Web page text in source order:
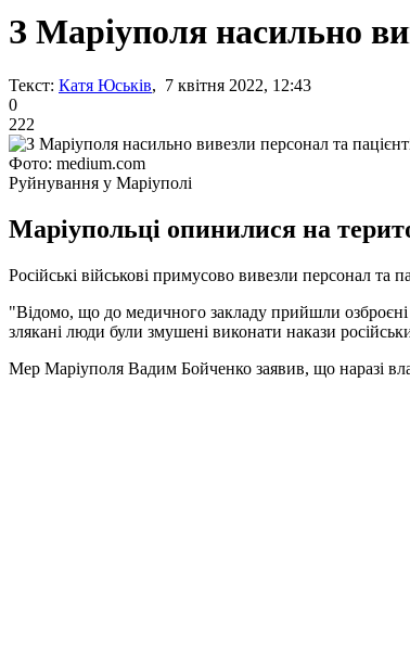
З Маріуполя насильно
Текст: Катя Юськів, 7 квітня 2022, 12:43
0
222
Фото: medium.com
Руйнування у Маріуполі
Маріупольці опинилися на
Російські військові примусово вивезли персонал та
"Відомо, що до медичного закладу прийшли озброєні
злякані люди були змушені виконати накази
Мер Маріуполя Вадим Бойченко заявив, що наразі